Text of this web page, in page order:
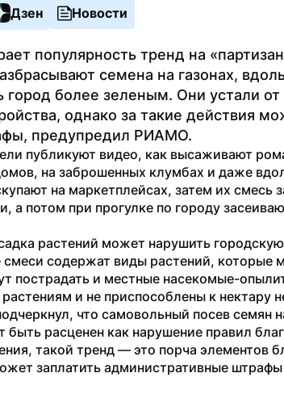
Дзен Новости
популярность тренд на
семена на газонах,
город более зеленым. Они устали от
однако за такие действия
предупредил РИАМО.
публикуют видео, как высаживают
на заброшенных клумбах и даже
на маркетплейсах, затем их смесь
а потом при прогулке по городу
растений может нарушить
содержат виды растений, которые
пострадать и местные насекомые-
и не приспособлены к нектару
что самовольный посев семян
расценен как нарушение правил
такой тренд — это порча элементов
заплатить административные